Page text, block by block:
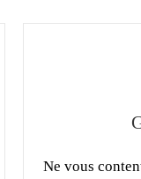
Ne vous